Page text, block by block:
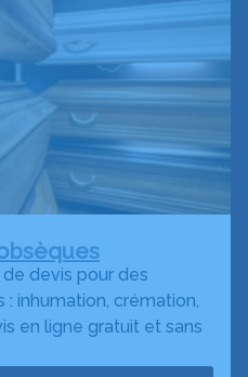
devis pour des
inhumation, crémation,
en ligne gratuit et sans